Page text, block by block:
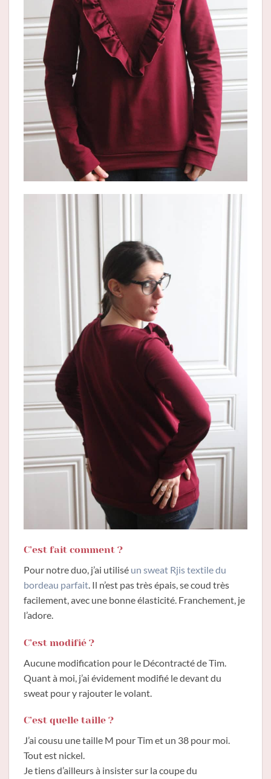
C’est fait comment ?
Pour notre duo, j’ai utilisé un sweat Rjis textile du
bordeau parfait . Il n’est pas très épais, se coud très
facilement, avec une bonne élasticité. Franchement, je
l’adore.
C’est modifié ?
Aucune modification pour le Décontracté de Tim.
Quant à moi, j’ai évidement modifié le devant du
sweat pour y rajouter le volant.
C’est quelle taille ?
J’ai cousu une taille M pour Tim et un 38 pour moi.
Tout est nickel.
Je tiens d’ailleurs à insister sur la coupe du